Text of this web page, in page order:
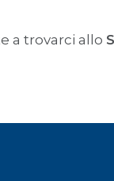
a trovarci allo